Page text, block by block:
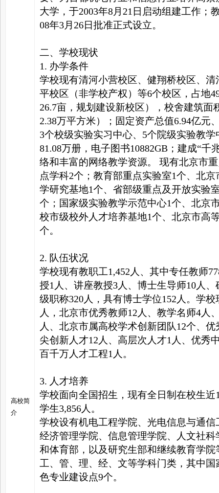
高校简
介
大学，于2003年8月21日启动组建工作；
08年3月26日批准正式设立。
二、学校现状
1. 办学条件
学校现有清河小营校区、健翔桥校区、
平校区（非学校产权）等6个校区，占地
26.7亩，规划建设新校区），校舍建筑面
2.38万平方米）；固定资产总值6.94亿元
3个校级实验实习中心、5个院级实验教
81.08万册，电子图书10882GB；建成“
络和丰富的网络教学资源。 现有北京市
点学科2个；教育部重点实验室1个、北
学研究基地1个、省部级重点及开放实验
个；国家级实验教学示范中心1个、北京
校市级校外人才培养基地1个、北京市高
个。
2. 队伍状况
学校现有教职工1,452人、其中专任教师
授1人、讲座教授3人、博士生导师10人
级职称320人，具有博士学位152人。学
人，北京市优秀教师12人、教学名师4人
人、北京市属高校学术创新团队12个、
尖创新人才12人、高层次人才1人、优秀
百千万人才工程1人。
3. 人才培养
学校面向全国招生，现有全日制在校生近
学生3,856人。
学校设有机电工程学院、光电信息与通
经济管理学院、信息管理学院、人文社
和体育部，以及研究生部和继续教育学
工、管、理、经、文等学科门类，其中
色专业建设点9个。